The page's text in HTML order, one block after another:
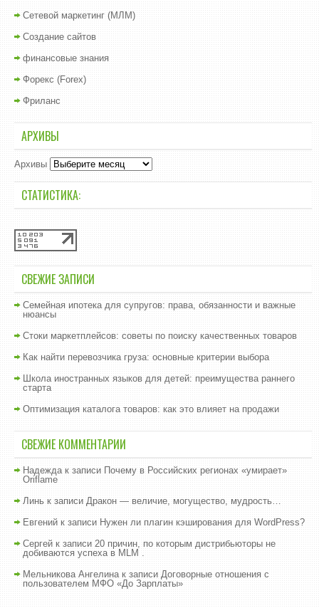
Сетевой маркетинг (МЛМ)
Создание сайтов
финансовые знания
Форекс (Forex)
Фриланс
АРХИВЫ
Архивы
СТАТИСТИКА:
СВЕЖИЕ ЗАПИСИ
Семейная ипотека для супругов: права, обязанности и важные
нюансы
Стоки маркетплейсов: советы по поиску качественных товаров
Как найти перевозчика груза: основные критерии выбора
Школа иностранных языков для детей: преимущества раннего
старта
Оптимизация каталога товаров: как это влияет на продажи
СВЕЖИЕ КОММЕНТАРИИ
Надеждак записи Почему в Российских регионах «умирает»
Oriflame
Линь к записи Дракон — величие, могущество, мудрость…
Евгений к записи Нужен ли плагин кэширования для WordPress?
Сергей к записи 20 причин, по которым дистрибьюторы не
добиваются успеха в MLM .
Мельникова Ангелинак записи Договорные отношения с
пользователем МФО «До Зарплаты»